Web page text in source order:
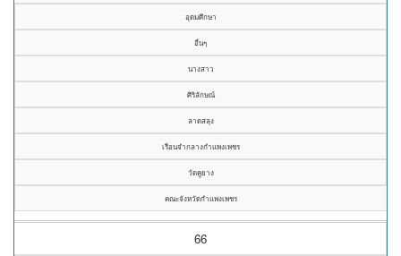
อุดมศึกษา
อื่นๆ
นางสาว
ศิริลักษณ์
ลาดสลุง
เรือนจำกลางกำแพงเพชร
วัดคูยาง
คณะจังหวัดกำแพงเพชร
66